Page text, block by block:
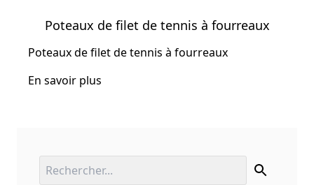
Poteaux de filet de tennis à fourreaux
Poteaux de filet de tennis à fourreaux
En savoir plus